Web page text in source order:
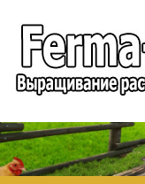
содержимому